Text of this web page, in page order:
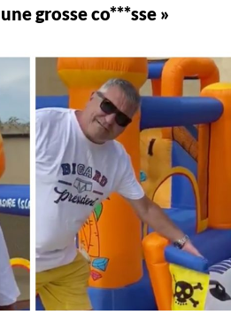
grosse co***sse »